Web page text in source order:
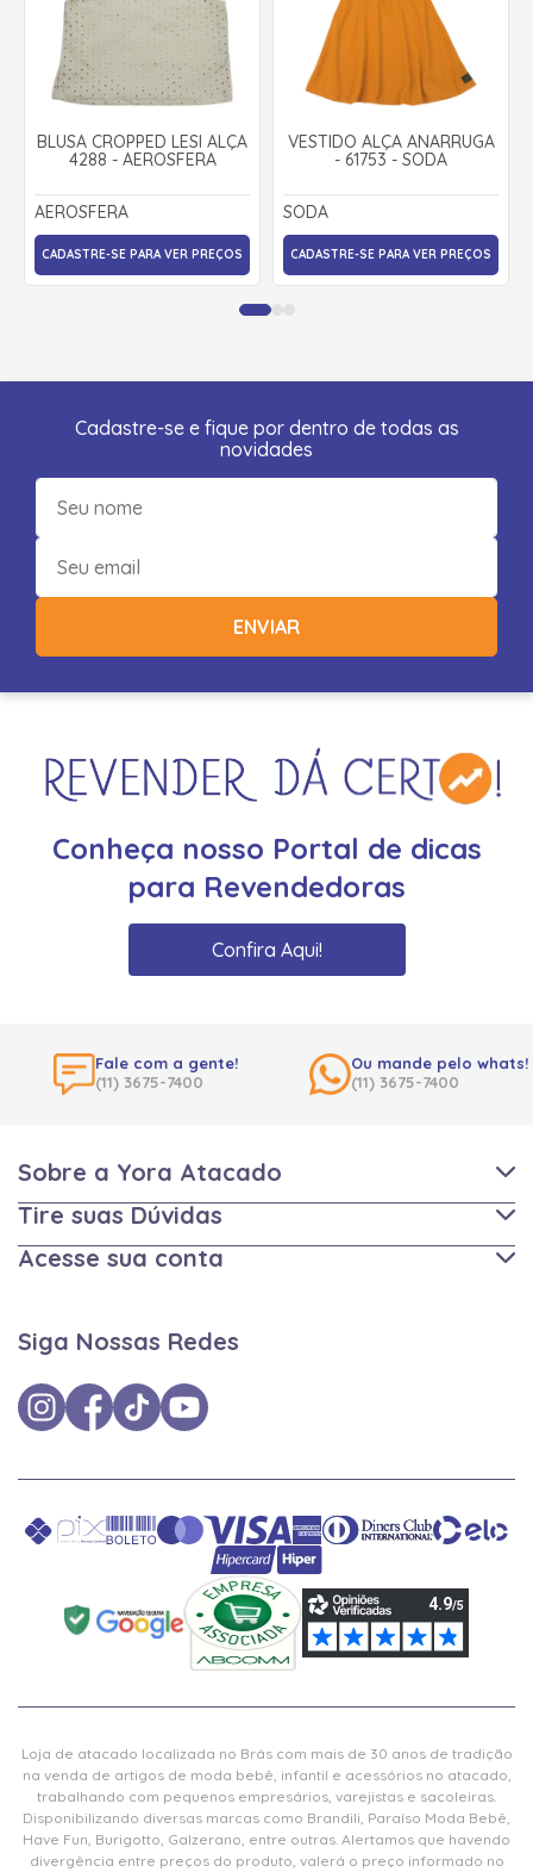
BLUSA CROPPED LESI ALÇA
4288 - AEROSFERA
AEROSFERA
CADASTRE-SE PARA VER PREÇOS
VESTIDO ALÇA ANARRUGA
- 61753 - SODA
SODA
CADASTRE-SE PARA VER PREÇOS
Cadastre-se e fique por dentro de todas as
novidades
ENVIAR
Conheça nosso Portal de dicas
para Revendedoras
Confira Aqui!
Fale com a gente!
(11) 3675-7400
Ou mande pelo whats!
(11) 3675-7400
Sobre a Yora Atacado
Tire suas Dúvidas
Acesse sua conta
Siga Nossas Redes
Loja de atacado localizada no Brás com mais de 30 anos de tradição
na venda de artigos de moda bebê, infantil e acessórios no atacado,
trabalhando com pequenos empresários, varejistas e sacoleiras.
Disponibilizando diversas marcas como Brandili, Paraíso Moda Bebê,
Have Fun, Burigotto, Galzerano, entre outras. Alertamos que havendo
divergência entre preços do produto, valerá o preço informado no